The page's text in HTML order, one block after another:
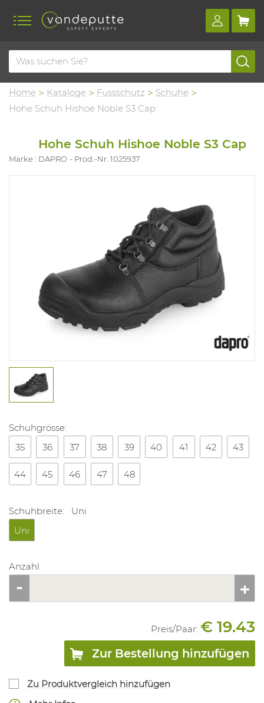
Home Kataloge Fussschutz
Schuhe
Hohe Schuh Hishoe Noble S3 Cap
Hohe Schuh Hishoe Noble S3 Cap
Marke : DAPRO Prod.-Nr. 1025937
Schuhgrösse:
35
36 37 38 39 40 41 42 43
44 45 46 47 48
Schuhbreite:
Uni
Uni
Anzahl
Preis/Paar: € 19.43
Zur Bestellung hinzufügen
Zu Produktvergleich hinzufügen